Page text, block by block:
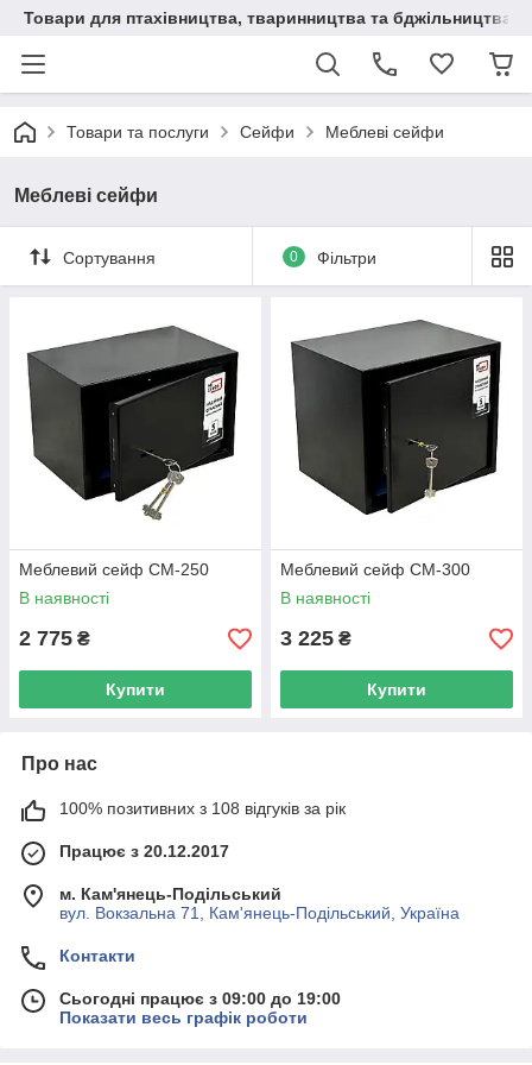
Товари для птахівництва, тваринництва та бджільництва
Товари та послуги Сейфи Меблеві сейфи
Меблеві сейфи
Сортування 0 Фільтри
Меблевий сейф СМ-250
В наявності
2 775 ₴
Купити
Меблевий сейф СМ-300
В наявності
3 225 ₴
Купити
Про нас
100% позитивних з 108 відгуків за рік
Працює з 20.12.2017
м. Кам'янець-Подільський
вул. Вокзальна 71, Кам'янець-Подільський, Україна
Контакти
Сьогодні працює з 09:00 до 19:00
Показати весь графік роботи